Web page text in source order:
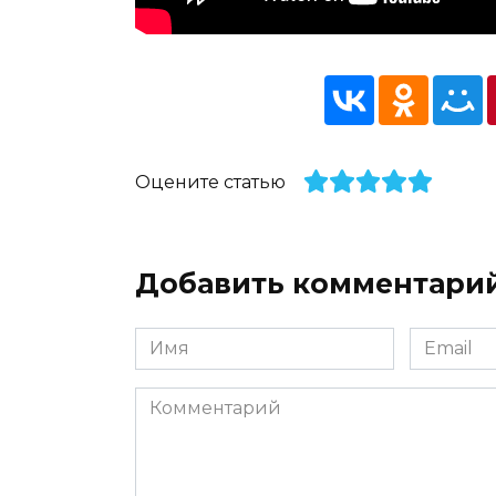
Оцените статью
Добавить
Имя
*
Email
*
Комментарий